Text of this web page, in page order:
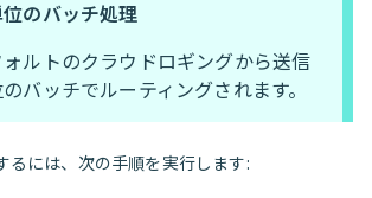
のバッチ処理
ルトのクラウドロギングから送信
バッチでルーティングされます。
るには、次の手順を実行します: